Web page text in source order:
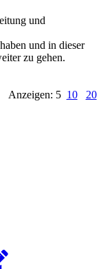
und
und in dieser
zu gehen.
Anzeigen: 5 10 20